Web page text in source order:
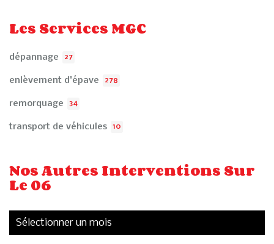
Les Services MGC
dépannage 27
enlèvement d'épave 278
remorquage 34
transport de véhicules 10
Nos Autres Interventions Sur
Le 06